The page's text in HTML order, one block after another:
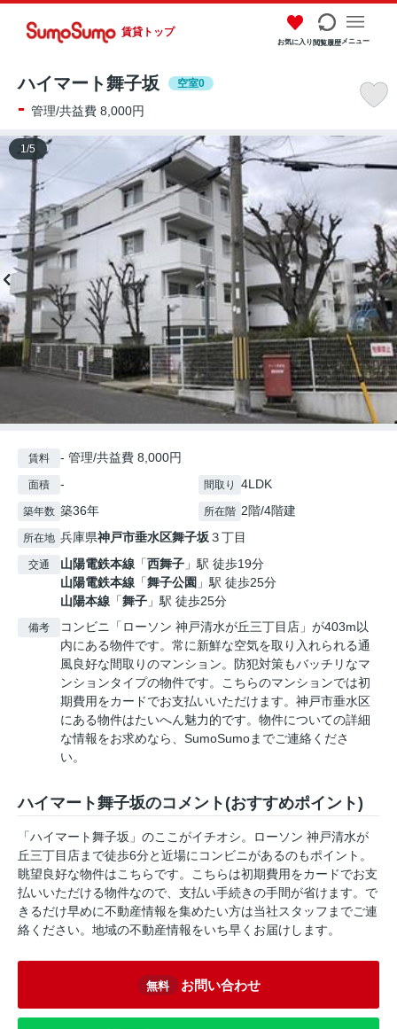
賃貸トップ
お気に入り閲覧履歴メニュー
ハイマート舞子坂 空室0
- 管理/共益費 8,000円
1 /5
賃料 - 管理/共益費 8,000円
面積 - 間取り 4LDK
築年数 築36年 所在階 2階/4階建
所在地 兵庫県神戸市垂水区舞子坂 ３丁目
交通 山陽電鉄本線 「西舞子 」駅 徒歩19分
山陽電鉄本線 「舞子公園 」駅 徒歩25分
山陽本線 「舞子 」駅 徒歩25分
備考
コンビニ「ローソン 神戸清水が丘三丁目店」が403m以
内にある物件です。常に新鮮な空気を取り入れられる通
風良好な間取りのマンション。防犯対策もバッチリなマ
ンションタイプの物件です。こちらのマンションでは初
期費用をカードでお支払いいただけます。神戸市垂水区
にある物件はたいへん魅力的です。物件についての詳細
な情報をお求めなら、SumoSumoまでご連絡くださ
い。
ハイマート舞子坂のコメント(おすすめポイント)
「ハイマート舞子坂」のここがイチオシ。ローソン 神戸清水が
丘三丁目店まで徒歩6分と近場にコンビニがあるのもポイント。
眺望良好な物件はこちらです。こちらは初期費用をカードでお支
払いいただける物件なので、支払い手続きの手間が省けます。で
きるだけ早めに不動産情報を集めたい方は当社スタッフまでご連
絡ください。地域の不動産情報をいち早くお届けします。
無料 お問い合わせ